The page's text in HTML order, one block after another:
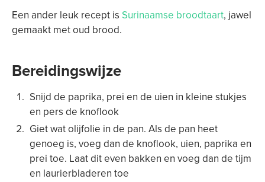
Een ander leuk recept is Surinaamse broodtaart, jawel
gemaakt met oud brood.
Bereidingswijze
Snijd de paprika, prei en de uien in kleine stukjes
en pers de knoflook
Giet wat olijfolie in de pan. Als de pan heet
genoeg is, voeg dan de knoflook, uien, paprika en
prei toe. Laat dit even bakken en voeg dan de tijm
en laurierbladeren toe